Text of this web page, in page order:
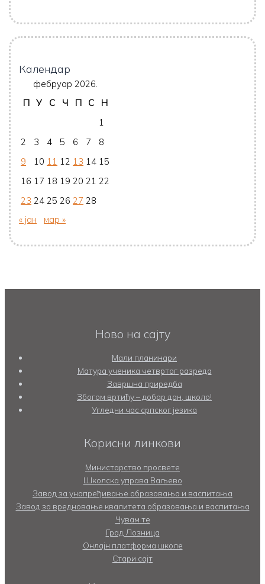
Календар
фебруар 2026.
П
У С Ч П С
Н
1
2
3 4 5 6 7
8
9
10 11 12 13 14 15
16 17 18 19 20 21 22
23 24 25 26 27 28
« јан
мар »
Ново на сајту
Мали планинари
Матура ученика четвртог разреда
Завршна приредба
Збогом вртићу – добар дан, школо!
Угледни час српског језика
Корисни линкови
Министарство просвете
Школска управа Ваљево
Завод за унапређивање образовања и васпитања
Завод за вредновање квалитета образовања и васпитања
Чувам те
Град Лозница
Онлајн платформа школе
Стари сајт